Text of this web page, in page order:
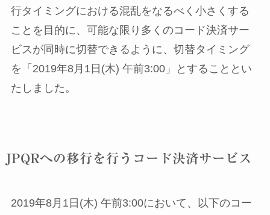
行タイミングにおける混乱をなるべく小さくする
ことを目的に、可能な限り多くのコード決済サー
ビスが同時に切替できるように、切替タイミング
を「2019年8月1日(木) 午前3:00」とすることとい
たしました。
JPQRへの移行を行うコード決済サービス
2019年8月1日(木) 午前3:00において、以下のコー